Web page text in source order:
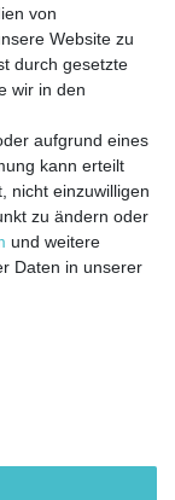
Newsletter an:
werden, um
von
Website zu
durch gesetzte
wir in den
aufgrund eines
kann erteilt
nicht einzuwilligen
zu ändern oder
und weitere
Daten in unserer